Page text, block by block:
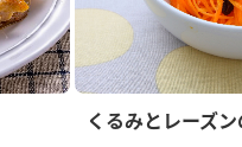
くるみとレーズ